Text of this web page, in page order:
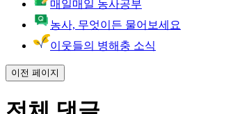
매일매일 농사공부
농사, 무엇이든 물어보세요
이웃들의 병해충 소식
이전 페이지